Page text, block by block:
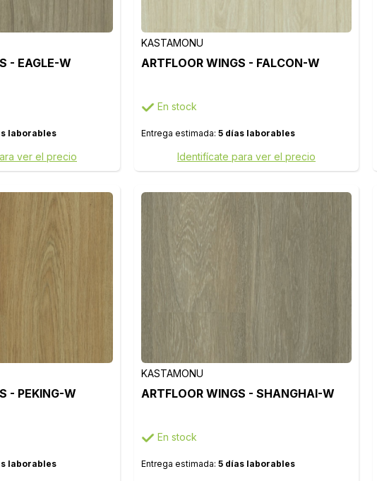
- EAGLE-W
laborables
ver el precio
KASTAMONU
ARTFLOOR WINGS - FALCON-W
En stock
Entrega estimada: 5 días laborables
Identifícate para ver el precio
- PEKING-W
laborables
KASTAMONU
ARTFLOOR WINGS - SHANGHAI-W
En stock
Entrega estimada: 5 días laborables